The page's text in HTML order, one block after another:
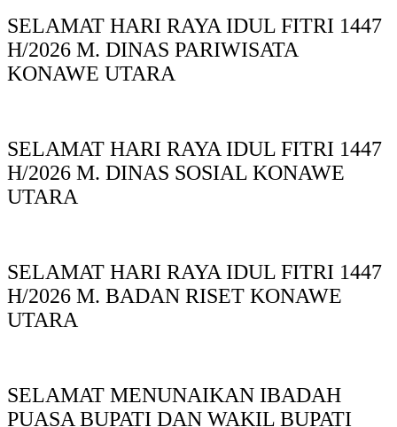
SELAMAT HARI RAYA IDUL FITRI 1447
H/2026 M. DINAS PARIWISATA
KONAWE UTARA
SELAMAT HARI RAYA IDUL FITRI 1447
H/2026 M. DINAS SOSIAL KONAWE
UTARA
SELAMAT HARI RAYA IDUL FITRI 1447
H/2026 M. BADAN RISET KONAWE
UTARA
SELAMAT MENUNAIKAN IBADAH
PUASA BUPATI DAN WAKIL BUPATI